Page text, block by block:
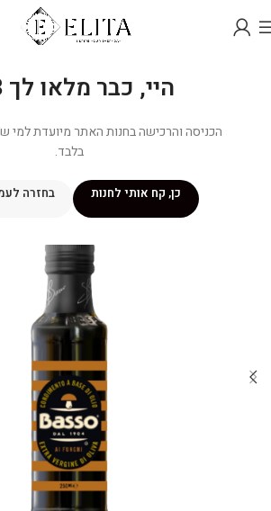
היי, כבר מלאו לך 18?
בלבד.
כן, קח אותי לחנות בחזרה